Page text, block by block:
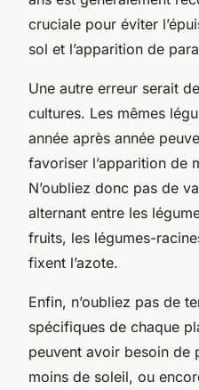
cruciale pour éviter
sol et l’apparition de
Une autre erreur serait
cultures. Les mêmes
année après année
favoriser l’apparition de
N’oubliez donc pas de
alternant entre les
fruits, les légumes-
fixent l’azote.
Enfin, n’oubliez pas de
spécifiques de chaque
peuvent avoir besoin de
moins de soleil, ou